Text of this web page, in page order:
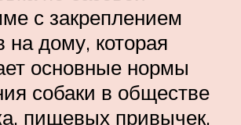
с закреплением
на дому, которая
основные нормы
собаки в обществе
пищевых привычек,